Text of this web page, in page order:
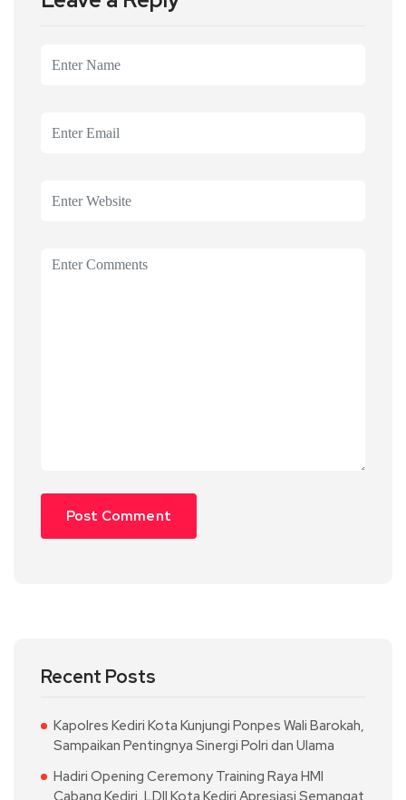
Recent Posts
Kapolres Kediri Kota Kunjungi Ponpes Wali Barokah,
Sampaikan Pentingnya Sinergi Polri dan Ulama
Hadiri Opening Ceremony Training Raya HMI
Cabang Kediri, LDII Kota Kediri Apresiasi Semangat